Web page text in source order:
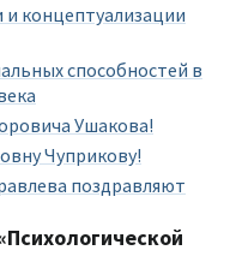
и концептуализации
способностей в
Ушакова!
Чуприкову!
поздравляют